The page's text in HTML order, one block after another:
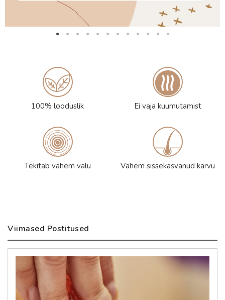
100% looduslik Ei vaja kuumutamist
Tekitab vähem valu Vähem sissekasvanud karvu
Viimased Postitused